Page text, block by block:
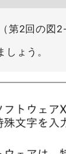
2回の図
ょう。